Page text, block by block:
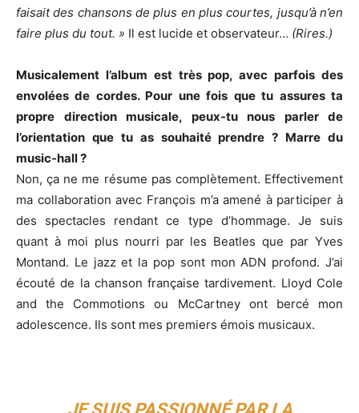
faisait des chansons de plus en plus courtes, jusqu’à n’en
faire plus du tout. » Il est lucide et observateur… (Rires.)
Musicalement l’album est très pop, avec parfois des
envolées de cordes. Pour une fois que tu assures ta
propre direction musicale, peux-tu nous parler de
l’orientation que tu as souhaité prendre ? Marre du
music-hall ?
Non, ça ne me résume pas complètement. Effectivement
ma collaboration avec François m’a amené à participer à
des spectacles rendant ce type d’hommage. Je suis
quant à moi plus nourri par les Beatles que par Yves
Montand. Le jazz et la pop sont mon ADN profond. J’ai
écouté de la chanson française tardivement. Lloyd Cole
and the Commotions ou McCartney ont bercé mon
adolescence. Ils sont mes premiers émois musicaux.